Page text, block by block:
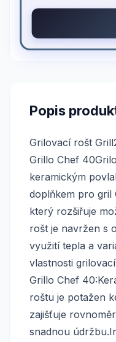
Popis
Grilovací rošt
Grillo Chef
keramickým
doplňkem pro gril
který rozšiřuje
rošt je navržen s
využití tepla a
vlastnosti
Grillo Chef
roštu je potažen
zajišťuje
snadnou